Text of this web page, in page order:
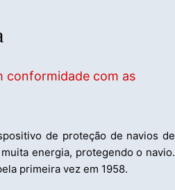
conformidade com as
de proteção de navios de
energia, protegendo o navio.
primeira vez em 1958.